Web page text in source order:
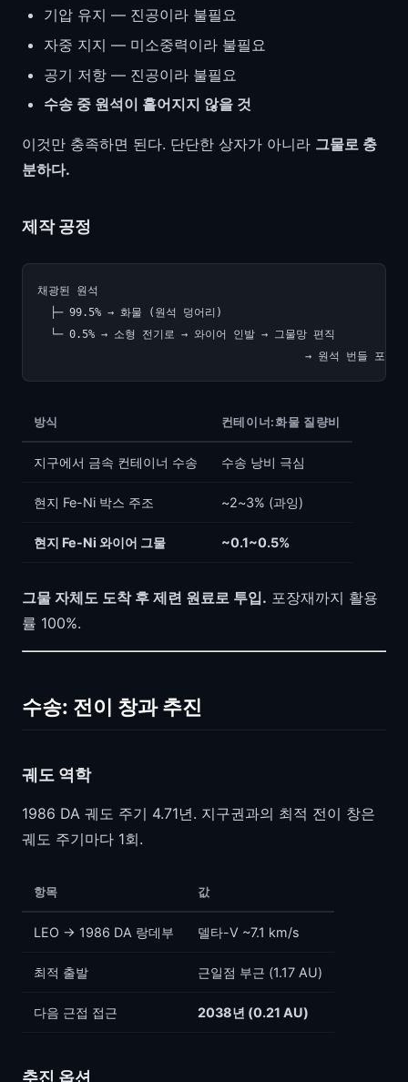
기압 유지 — 진공이라 불필요
자중 지지 — 미소중력이라 불필요
공기 저항 — 진공이라 불필요
수송 중 원석이 흩어지지 않을 것
이것만 충족하면 된다. 단단한 상자가 아니라 그물로 충
분하다.
제작 공정
채광된 원석
  ├─ 99.5% → 화물 (원석 덩어리)
  └─ 0.5% → 소형 전기로 → 와이어 인발 → 그물망 편직
방식 컨테이너:화물 질량비
지구에서 금속 컨테이너 수송 수송 낭비 극심
현지 Fe-Ni 박스 주조 ~2~3% (과잉)
현지 Fe-Ni 와이어 그물 ~0.1~0.5%
그물 자체도 도착 후 제련 원료로 투입. 포장재까지 활용
률 100%.
수송: 전이 창과 추진
궤도 역학
1986 DA 궤도 주기 4.71년. 지구권과의 최적 전이 창은
궤도 주기마다 1회.
항목 값
LEO → 1986 DA 랑데부 델타-V ~7.1 km/s
최적 출발 근일점 부근 (1.17 AU)
다음 근접 접근 2038년 (0.21 AU)
추진 옵션